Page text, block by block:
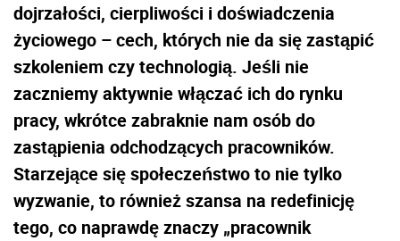
dojrzałości, cierpliwości i doświadczenia
życiowego – cech, których nie da się zastąpić
szkoleniem czy technologią. Jeśli nie
zaczniemy aktywnie włączać ich do rynku
pracy, wkrótce zabraknie nam osób do
zastąpienia odchodzących pracowników.
Starzejące się społeczeństwo to nie tylko
wyzwanie, to również szansa na redefinicję
tego, co naprawdę znaczy „pracownik